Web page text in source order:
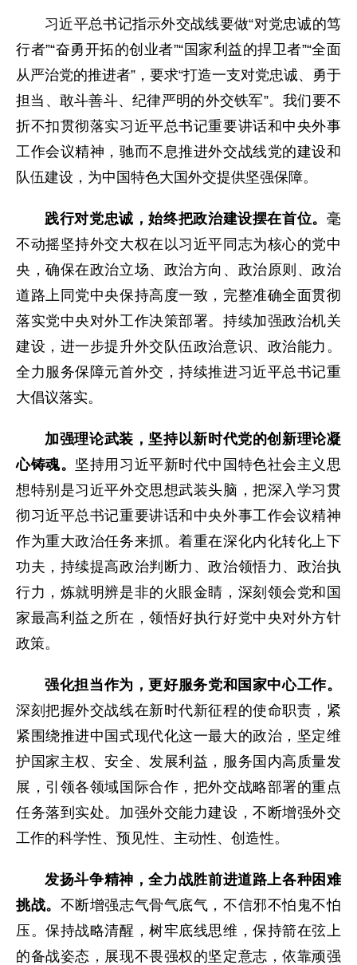
习近平总书记指示外交战线要做“对党忠诚的笃
行者”“奋勇开拓的创业者”“国家利益的捍卫者”“全面
从严治党的推进者”，要求“打造一支对党忠诚、勇于
担当、敢斗善斗、纪律严明的外交铁军”。我们要不
折不扣贯彻落实习近平总书记重要讲话和中央外事
工作会议精神，驰而不息推进外交战线党的建设和
队伍建设，为中国特色大国外交提供坚强保障。
践行对党忠诚，始终把政治建设摆在首位。 毫
不动摇坚持外交大权在以习近平同志为核心的党中
央，确保在政治立场、政治方向、政治原则、政治
道路上同党中央保持高度一致，完整准确全面贯彻
落实党中央对外工作决策部署。持续加强政治机关
建设，进一步提升外交队伍政治意识、政治能力。
全力服务保障元首外交，持续推进习近平总书记重
大倡议落实。
加强理论武装，坚持以新时代党的创新理论凝
心铸魂。 坚持用习近平新时代中国特色社会主义思
想特别是习近平外交思想武装头脑，把深入学习贯
彻习近平总书记重要讲话和中央外事工作会议精神
作为重大政治任务来抓。着重在深化内化转化上下
功夫，持续提高政治判断力、政治领悟力、政治执
行力，炼就明辨是非的火眼金睛，深刻领会党和国
家最高利益之所在，领悟好执行好党中央对外方针
政策。
强化担当作为，更好服务党和国家中心工作。
深刻把握外交战线在新时代新征程的使命职责，紧
紧围绕推进中国式现代化这一最大的政治，坚定维
护国家主权、安全、发展利益，服务国内高质量发
展，引领各领域国际合作，把外交战略部署的重点
任务落到实处。加强外交能力建设，不断增强外交
工作的科学性、预见性、主动性、创造性。
发扬斗争精神，全力战胜前进道路上各种困难
挑战。 不断增强志气骨气底气，不信邪不怕鬼不怕
压。保持战略清醒，树牢底线思维，保持箭在弦上
的备战姿态，展现不畏强权的坚定意志，依靠顽强